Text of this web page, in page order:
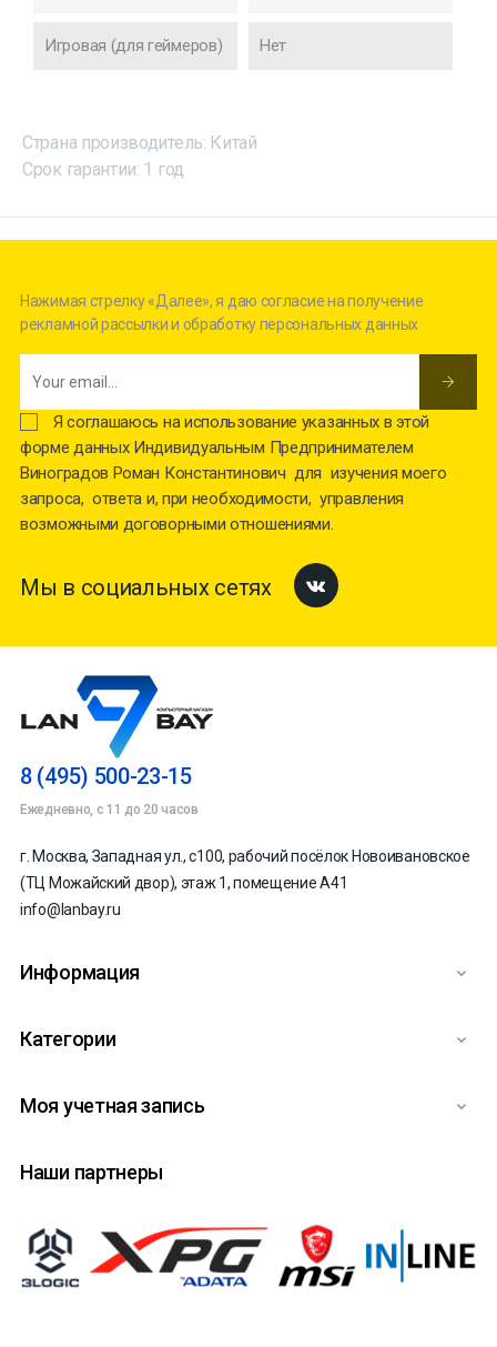
Игровая (для геймеров) Нет
Страна производитель: Китай
Срок гарантии: 1 год
Нажимая стрелку «Далее», я даю согласие на получение
рекламной рассылки и обработку персональных данных
Я соглашаюсь на использование указанных в этой
форме данных Индивидуальным Предпринимателем
Виноградов Роман Константинович для изучения моего
запроса, ответа и, при необходимости, управления
возможными договорными отношениями.
Мы в социальных сетях Facebook
8 (495) 500-23-15
Ежедневно, с 11 до 20 часов
г. Москва, Западная ул., с100, рабочий посёлок Новоивановское
(ТЦ Можайский двор), этаж 1, помещение А41
info@lanbay.ru
Информация 
Категории 
Моя учетная запись 
Наши партнеры